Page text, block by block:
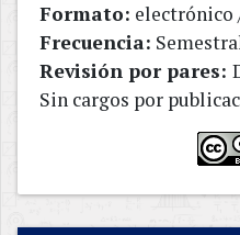
Formato: electrónico
Frecuencia:
Revisión por pares:
Sin cargos por